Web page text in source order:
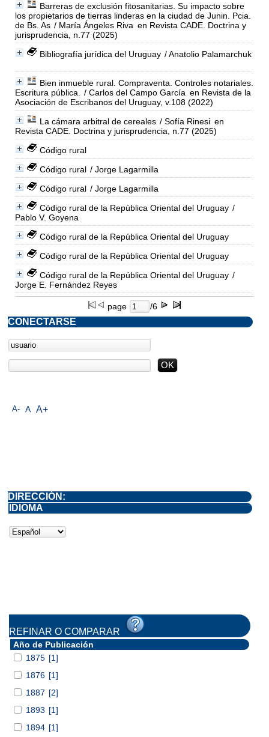
Barreras de exclusión fitosanitarias. Su impacto sobre
los propietarios de tierras linderas en la ciudad de Junin. Pcia.
de Bs. As / María Ángeles Riva en Revista CADE. Doctrina y
jurisprudencia, n.77 (2025)
Bibliografía jurídica del Uruguay / Anatolio Palamarchuk
Bien inmueble rural. Compraventa. Controles notariales.
Escritura pública.
/ Carlos del Campo García en Revista de la
Asociación de Escribanos del Uruguay, v.108 (2022)
La cámara arbitral de cereales / Sofía Rinesi en
Revista CADE. Doctrina y jurisprudencia, n.77 (2025)
Código rural
Código rural / Jorge Lagarmilla
Código rural / Jorge Lagarmilla
Código rural de la República Oriental del Uruguay /
Pablo V. Goyena
Código rural de la República Oriental del Uruguay
Código rural de la República Oriental del Uruguay
Código rural de la República Oriental del Uruguay /
Jorge E. Fernández Reyes
page /6
A- A A+
CONECTARSE
DIRECCIÓN:
IDIOMA
REFINAR O COMPARAR
Año de Publicación
1875 [1]
1876 [1]
1887 [2]
1893 [1]
1894 [1]